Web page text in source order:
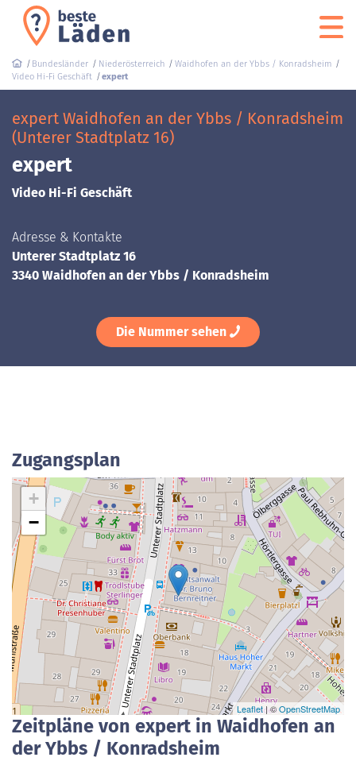
Bundesländer Niederösterreich
Waidhofen an der Ybbs / Konradsheim
Video Hi-Fi Geschäft
expert
expert Waidhofen an der Ybbs / Konradsheim
(Unterer Stadtplatz 16)
expert
Video Hi-Fi Geschäft
Adresse & Kontakte
Unterer Stadtplatz 16
3340 Waidhofen an der Ybbs / Konradsheim
Die Nummer sehen
Zugangsplan
+
−
Leaflet| ©OpenStreetMap
Zeitpläne von expert in Waidhofen an
der Ybbs / Konradsheim